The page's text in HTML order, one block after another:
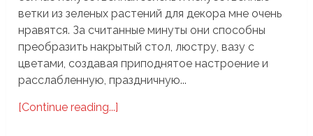
ветки из зеленых растений для декора мне очень
нравятся. За считанные минуты они способны
преобразить накрытый стол, люстру, вазу с
цветами, создавая приподнятое настроение и
расслабленную, праздничную...
[Continue reading...]